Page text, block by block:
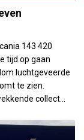
143 420
tijd op gaan
luchtgeveerde
te zien.
collect...